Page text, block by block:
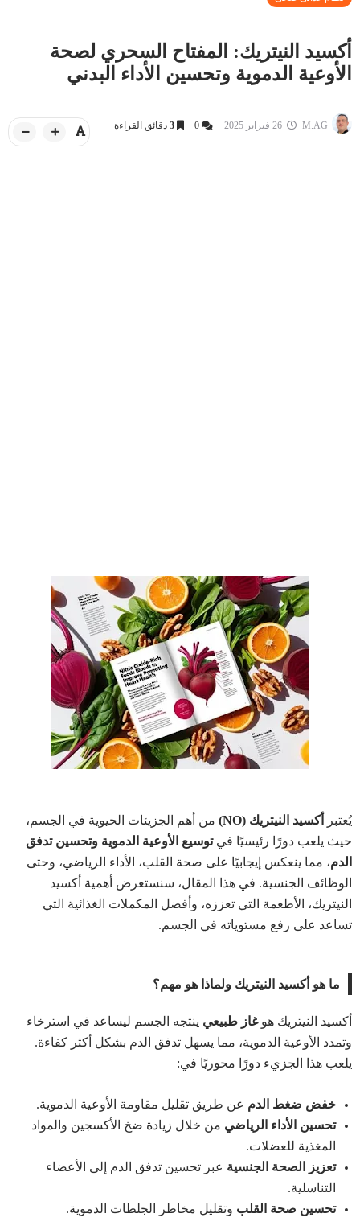
أكسيد النيتريك: المفتاح السحري لصحة
الأوعية الدموية وتحسين الأداء البدني
M.AG
0
3 دقائق القراءة
يُعتبر أكسيد النيتريك (NO)
من أهم الجزيئات الحيوية في الجسم،
حيث يلعب دورًا رئيسيًا فيتوسيع الأوعية الدموية وتحسين تدفق
الدم، مما ينعكس إيجابيًا على صحة القلب، الأداء الرياضي، وحتى
الوظائف الجنسية. في هذا المقال، سنستعرض أهمية أكسيد
النيتريك، الأطعمة التي تعززه، وأفضل المكملات الغذائية التي
تساعد على رفع مستوياته في الجسم.
ما هو أكسيد النيتريك ولماذا هو مهم؟
أكسيد النيتريك هوغاز طبيعي ينتجه الجسم ليساعد في استرخاء
وتمدد الأوعية الدموية، مما يسهل تدفق الدم بشكل أكثر كفاءة.
يلعب هذا الجزيء دورًا محوريًا في:
خفض ضغط الدم عن طريق تقليل مقاومة الأوعية الدموية.
تحسين الأداء الرياضي من خلال زيادة ضخ الأكسجين والمواد
المغذية للعضلات.
تعزيز الصحة الجنسية عبر تحسين تدفق الدم إلى الأعضاء
التناسلية.
تحسين صحة القلب وتقليل مخاطر الجلطات الدموية.